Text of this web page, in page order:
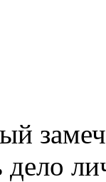
дело